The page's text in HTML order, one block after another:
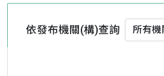
依發布機關(構)查詢